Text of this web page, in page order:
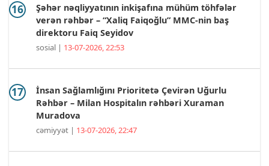
Şəhər nəqliyyatının inkişafına mühüm töhfələr
verən rəhbər – “Xaliq Faiqoğlu” MMC-nin baş
direktoru Faiq Seyidov
sosial | 13-07-2026, 22:53
İnsan Sağlamlığını Prioritetə Çevirən Uğurlu
Rəhbər – Milan Hospitalın rəhbəri Xuraman
Muradova
cəmiyyət | 13-07-2026, 22:47